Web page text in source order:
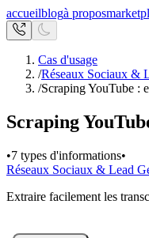
accueilblogà propos
Cas d'usage
/Réseaux Sociaux &
/Scraping YouTube :
Scraping
•7 types d'informations•
Réseaux Sociaux & Lead
Extraire facilement les